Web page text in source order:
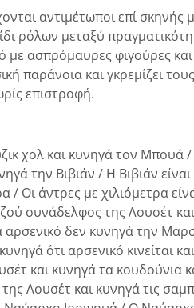
αντιμέτωποι επί σκηνής
ρόλων μεταξύ
ασπρόμαυρες φιγούρες και
παράνοια και γκρεμίζει
επιστροφή.
χολ και κυνηγά τον Μπουά
την Βιβιάν / Η Βιβιάν είναι
/ Οι άντρες με χιλιόμετρα
συνάδελφος της Λουσέτ
αρσενικό δεν κυνηγά την
ότι αρσενικό κινείται
και κυνηγά τα κουδούνια
Λουσέτ και κυνηγά τις